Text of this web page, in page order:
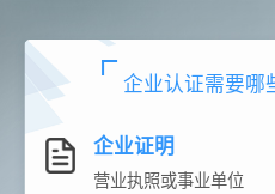
企业认证需要哪
企业证明
营业执照或事业单位